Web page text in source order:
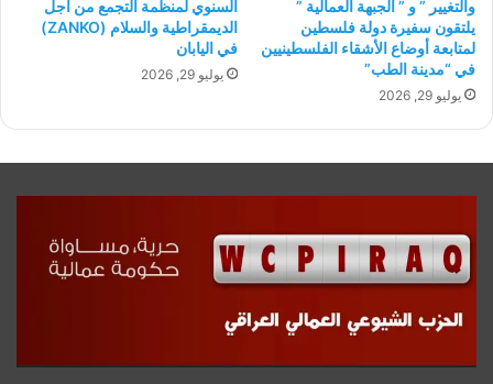
والتغيير ” و ” الجبهة العمالية ”
يلتقون سفيرة دولة فلسطين
لمتابعة أوضاع الأشقاء الفلسطينيين
في “مدينة الطب”
يوليو 29, 2026
السنوي لمنظمة التجمع من اجل
الديمقراطية والسلام (ZANKO)
في اليابان
يوليو 29, 2026